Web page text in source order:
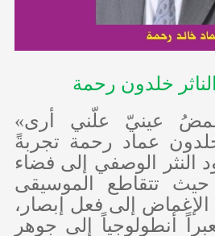
خلدون رحمة
عينيّ علّني أرى»
خلدون عماد رحمة تجربةً
النثر الوصفي إلى فضاء
حيث تتقاطع الموسيقى
الإغماض إلى فعل إبصار،
أنطولوجياً إلى جوهر